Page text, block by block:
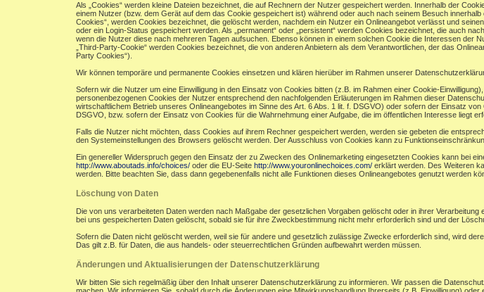
Als „Cookies“ werden kleine Dateien bezeichnet, die auf Rechnern der Nutzer gespeichert werden. Innerhalb der
einem Nutzer (bzw. dem Gerät auf dem das Cookie gespeichert ist) während oder auch nach seinem Besuch
Cookies“, werden Cookies bezeichnet, die gelöscht werden, nachdem ein Nutzer ein Onlineangebot verlässt und
oder ein Login-Status gespeichert werden. Als „permanent“ oder „persistent“ werden Cookies bezeichnet, die auch
wenn die Nutzer diese nach mehreren Tagen aufsuchen. Ebenso können in einem solchen Cookie die Interessen
„Third-Party-Cookie“ werden Cookies bezeichnet, die von anderen Anbietern als dem Verantwortlichen, der das
Party Cookies“).
Wir können temporäre und permanente Cookies einsetzen und klären hierüber im Rahmen unserer
Sofern wir die Nutzer um eine Einwilligung in den Einsatz von Cookies bitten (z.B. im Rahmen einer Cookie-
personenbezogenen Cookies der Nutzer entsprechend den nachfolgenden Erläuterungen im Rahmen dieser
wirtschaftlichem Betrieb unseres Onlineangebotes im Sinne des Art. 6 Abs. 1 lit. f. DSGVO) oder sofern der Einsatz
DSGVO, bzw. sofern der Einsatz von Cookies für die Wahrnehmung einer Aufgabe, die im öffentlichen Interesse liegt
Falls die Nutzer nicht möchten, dass Cookies auf ihrem Rechner gespeichert werden, werden sie gebeten die
den Systemeinstellungen des Browsers gelöscht werden. Der Ausschluss von Cookies kann zu
Ein genereller Widerspruch gegen den Einsatz der zu Zwecken des Onlinemarketing eingesetzten Cookies kann bei
http://www.aboutads.info/choices/ oder die EU-Seite http://www.youronlinechoices.com/ erklärt werden. Des Weiteren
werden. Bitte beachten Sie, dass dann gegebenenfalls nicht alle Funktionen dieses Onlineangebotes genutzt werden
Löschung von Daten
Die von uns verarbeiteten Daten werden nach Maßgabe der gesetzlichen Vorgaben gelöscht oder in ihrer
bei uns gespeicherten Daten gelöscht, sobald sie für ihre Zweckbestimmung nicht mehr erforderlich sind und der
Sofern die Daten nicht gelöscht werden, weil sie für andere und gesetzlich zulässige Zwecke erforderlich sind, wird
Das gilt z.B. für Daten, die aus handels- oder steuerrechtlichen Gründen aufbewahrt werden müssen.
Änderungen und Aktualisierungen der Datenschutzerklärung
Wir bitten Sie sich regelmäßig über den Inhalt unserer Datenschutzerklärung zu informieren. Wir passen die